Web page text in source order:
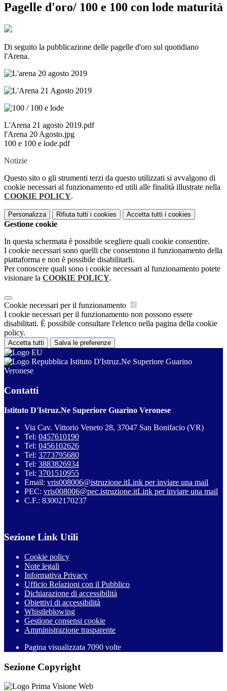
Pagelle d'oro/ 100 e 100 con lode maturità
Di seguito la pubblicazione delle pagelle d'oro sul quotidiano
l'Arena.
L'Arena 21 agosto 2019.pdf
l'Arena 20 Agosto.jpg
100 e 100 e lode.pdf
Notizie
Questo sito o gli strumenti terzi da questo utilizzati si avvalgono di
cookie necessari al funzionamento ed utili alle finalità illustrate nella
COOKIE POLICY.
Personalizza Rifiuta tutti i cookies Accetta tutti i cookies
Gestione cookie
In questa schermata è possibile scegliere quali cookie consentire.
I cookie necessari sono quelli che consentono il funzionamento della
piattaforma e non è possibile disabilitarli.
Per conoscere quali sono i cookie necessari al funzionamento potete
visionare la COOKIE POLICY.
Cookie necessari per il funzionamento
I cookie necessari per il funzionamento non possono essere
disabilitati. È possibile consultare l'elenco nella pagina della cookie
policy.
Accetta tutti Salva le preferenze
Istituto D'Istruz.Ne Superiore Guarino
Veronese
Contatti
Istituto D'Istruz.Ne Superiore Guarino Veronese
Via Cav. Vittorio Veneto 28, 37047 San Bonifacio (VR)
Tel: 0457610190
Tel: 0456102626
Tel: 3773795680
Tel: 3883826934
Tel: 3701510955
Email: vris008006@istruzione.itLink per inviare una mail
PEC: vris008006@pec.istruzione.itLink per inviare una mail
C.F.: 83002170237
Sezione Link Utili
Cookie policy
Note legali
Informativa Privacy
Ufficio Relazioni con il Pubblico
Dichiarazione di accessibilità
Obiettivi di accessibilità
Whistleblowing
Gestione consensi cookie
Amministrazione trasparente
Pagina visualizzata 7090 volte
Sezione Copyright